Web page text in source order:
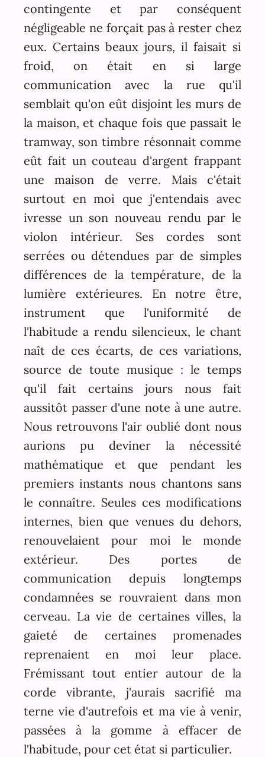
contingente et par conséquent
négligeable ne forçait pas à rester chez
eux. Certains beaux jours, il faisait si
froid, on était en si large
communication avec la rue qu'il
semblait qu'on eût disjoint les murs de
la maison, et chaque fois que passait le
tramway, son timbre résonnait comme
eût fait un couteau d'argent frappant
une maison de verre. Mais c'était
surtout en moi que j'entendais avec
ivresse un son nouveau rendu par le
violon intérieur. Ses cordes sont
serrées ou détendues par de simples
différences de la température, de la
lumière extérieures. En notre être,
instrument que l'uniformité de
l'habitude a rendu silencieux, le chant
naît de ces écarts, de ces variations,
source de toute musique : le temps
qu'il fait certains jours nous fait
aussitôt passer d'une note à une autre.
Nous retrouvons l'air oublié dont nous
aurions pu deviner la nécessité
mathématique et que pendant les
premiers instants nous chantons sans
le connaître. Seules ces modifications
internes, bien que venues du dehors,
renouvelaient pour moi le monde
extérieur. Des portes de
communication depuis longtemps
condamnées se rouvraient dans mon
cerveau. La vie de certaines villes, la
gaieté de certaines promenades
reprenaient en moi leur place.
Frémissant tout entier autour de la
corde vibrante, j'aurais sacrifié ma
terne vie d'autrefois et ma vie à venir,
passées à la gomme à effacer de
l'habitude, pour cet état si particulier.